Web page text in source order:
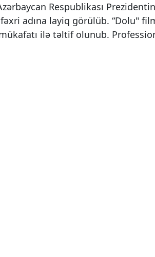
Respublikası
adına layiq görülüb. “Dolu"
ilə təltif olunub.